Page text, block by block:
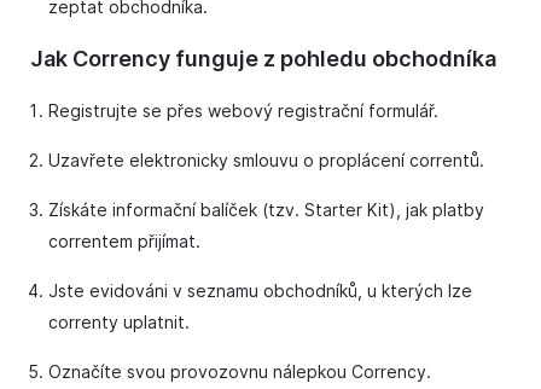
zeptat obchodníka.
Jak Corrency funguje z pohledu obchodníka
Registrujte se přes webový registrační formulář.
Uzavřete elektronicky smlouvu o proplácení correntů.
Získáte informační balíček (tzv. Starter Kit), jak platby
correntem přijímat.
Jste evidováni v seznamu obchodníků, u kterých lze
correnty uplatnit.
Označíte svou provozovnu nálepkou Corrency.